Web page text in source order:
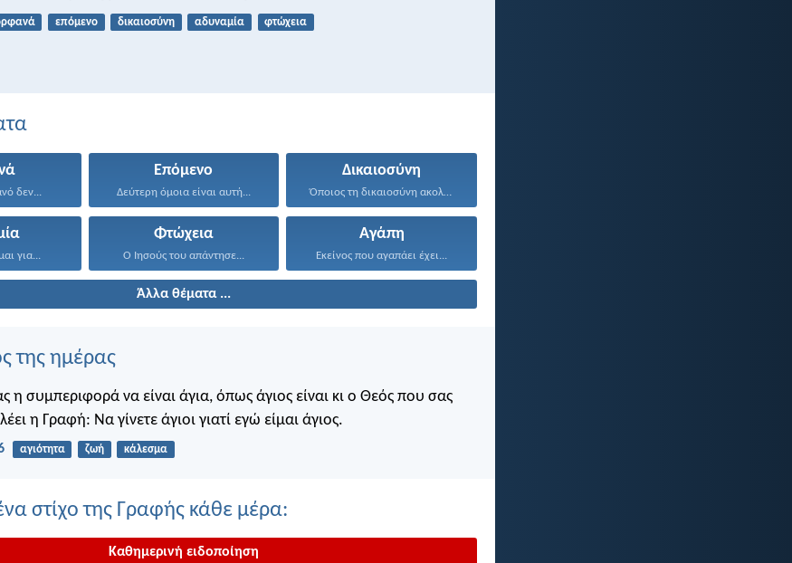
επόμενο δικαιοσύνη αδυναμία φτώχεια
δεν...
Επόμενο
Δεύτερη όμοια είναι αυτή...
Δικαιοσύνη
για...
Φτώχεια
Ο Ιησούς του απάντησε...
Αγάπη
Εκείνος που αγαπάει έχει...
Άλλα θέματα ...
της ημέρας
η συμπεριφορά να είναι άγια, όπως άγιος είναι κι ο Θεός που σας
η Γραφή: Να γίνετε άγιοι γιατί εγώ είμαι άγιος.
αγιότητα ζωή κάλεσμα
στίχο της Γραφής κάθε μέρα:
Καθημερινή ειδοποίηση